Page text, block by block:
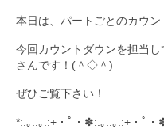
演奏会の歴史
出張演奏
九大フィル特集ページ
団員専用ページ
本日は、パートごとのカウン
今回カウントダウンを担当
さんです！(＾◇＾)
ぜひご覧下さい！
*:.｡..｡.:+・ﾟ・✽:.｡..｡.:+・ﾟ・